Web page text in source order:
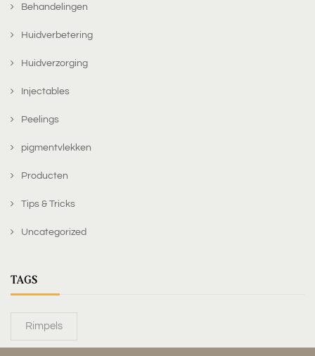
Behandelingen
Huidverbetering
Huidverzorging
Injectables
Peelings
pigmentvlekken
Producten
Tips & Tricks
Uncategorized
TAGS
Rimpels